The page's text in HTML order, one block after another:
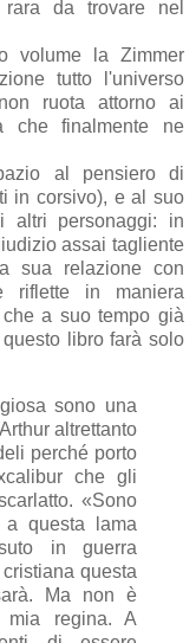
rara da trovare nel
volume la Zimmer
tutto l'universo
ruota attorno ai
che finalmente ne
al pensiero di
in corsivo), e al suo
altri personaggi: in
assai tagliente
sua relazione con
in maniera
a suo tempo già
libro farà solo
sono una
altrettanto
perché porto
che gli
«Sono
a questa lama
in guerra
questa
Ma non è
mia regina. A